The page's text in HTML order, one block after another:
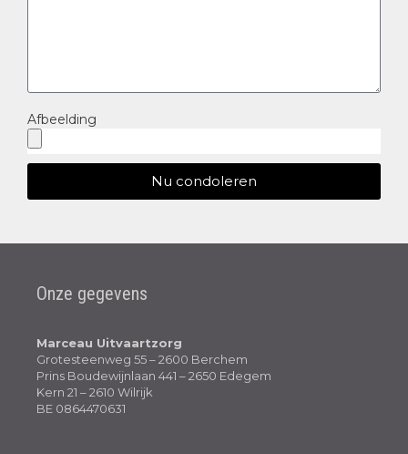
Afbeelding
Nu condoleren
Onze gegevens
Marceau Uitvaartzorg
Grotesteenweg 55 – 2600 Berchem
Prins Boudewijnlaan 441 – 2650 Edegem
Kern 21 – 2610 Wilrijk
BE 0864470631